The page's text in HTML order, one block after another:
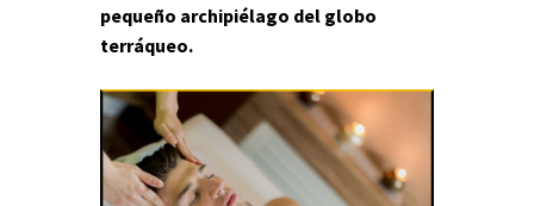
pequeño archipiélago del globo
terráqueo.